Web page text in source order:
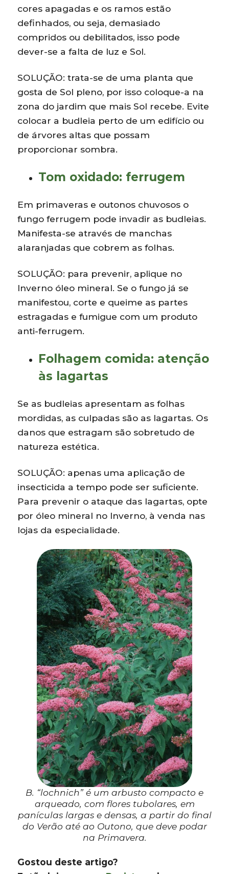
cores apagadas e os ramos estão
definhados, ou seja, demasiado
compridos ou debilitados, isso pode
dever-se a falta de luz e Sol.
SOLUÇÃO: trata-se de uma planta que
gosta de Sol pleno, por isso coloque-a na
zona do jardim que mais Sol recebe. Evite
colocar a budleia perto de um edifício ou
de árvores altas que possam
proporcionar sombra.
Tom oxidado: ferrugem
Em primaveras e outonos chuvosos o
fungo ferrugem pode invadir as budleias.
Manifesta-se através de manchas
alaranjadas que cobrem as folhas.
SOLUÇÃO: para prevenir, aplique no
Inverno óleo mineral. Se o fungo já se
manifestou, corte e queime as partes
estragadas e fumigue com um produto
anti-ferrugem.
Folhagem comida: atenção
às lagartas
Se as budleias apresentam as folhas
mordidas, as culpadas são as lagartas. Os
danos que estragam são sobretudo de
natureza estética.
SOLUÇÃO: apenas uma aplicação de
insecticida a tempo pode ser suficiente.
Para prevenir o ataque das lagartas, opte
por óleo mineral no Inverno, à venda nas
lojas da especialidade.
B. “lochnich” é um arbusto compacto e
arqueado, com flores tubolares, em
panículas largas e densas, a partir do final
do Verão até ao Outono, que deve podar
na Primavera.
Gostou deste artigo?